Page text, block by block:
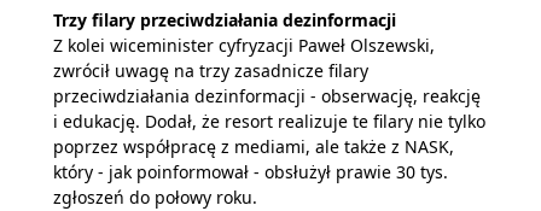
Trzy filary przeciwdziałania dezinformacji
Z kolei wiceminister cyfryzacji Paweł Olszewski,
zwrócił uwagę na trzy zasadnicze filary
przeciwdziałania dezinformacji - obserwację, reakcję
i edukację. Dodał, że resort realizuje te filary nie tylko
poprzez współpracę z mediami, ale także z NASK,
który - jak poinformował - obsłużył prawie 30 tys.
zgłoszeń do połowy roku.